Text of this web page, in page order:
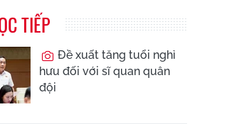
TIẾP
Đề xuất tăng tuổi nghỉ
hưu đối với sĩ quan quân
đội